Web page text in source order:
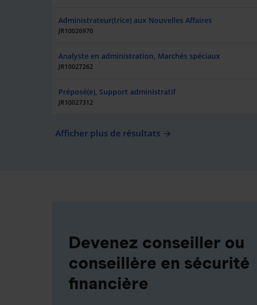
Administrateur(trice) aux Nouvelles Affaires
JR10026970
Analyste en administration, Marchés spéciaux
JR10027262
Préposé(e), Support administratif
JR10027312
Afficher plus de résultats
Devenez conseiller ou
conseillère en sécurité
financière